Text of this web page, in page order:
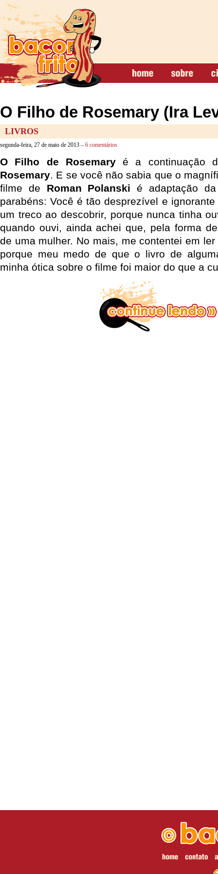
O Filho de Rosemary (Ira
LIVROS
segunda-feira, 27 de maio de 2013 – 6 comentários
O Filho de Rosemaryé a continuação
Rosemary. E se você não sabia que o
filme de Roman Polanski é adaptação
parabéns: Você é tão desprezível e
um treco ao descobrir, porque nunca tinha
quando ouvi, ainda achei que, pela forma
de uma mulher. No mais, me contentei em
porque meu medo de que o livro de
minha ótica sobre o filme foi maior do que a